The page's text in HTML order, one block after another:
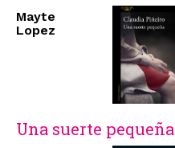
Mayte
Lopez
Una suerte pequeña